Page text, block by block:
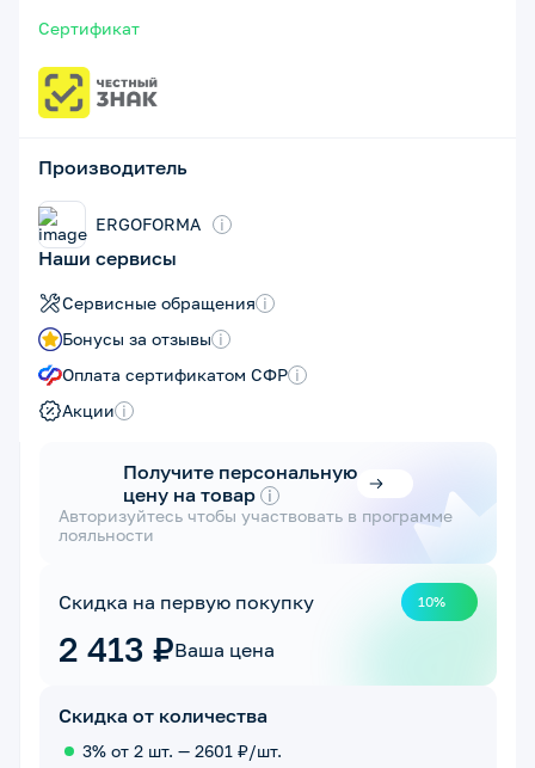
Сертификат
Производитель
ERGOFORMA i
Наши сервисы
Сервисные обращения i
Бонусы за отзывы i
Оплата сертификатом СФР i
Акции i
Получите персональную
цену на товар i
Авторизуйтесь чтобы участвовать в программе
лояльности
Скидка на первую покупку 10%
2 413 ₽Ваша цена
Скидка от количества
3% от 2 шт. — 2601 ₽/шт.